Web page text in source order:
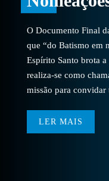
O Documento Final
que “do Batismo em
Espírito Santo brota
realiza-se como
missão para
LER MAIS